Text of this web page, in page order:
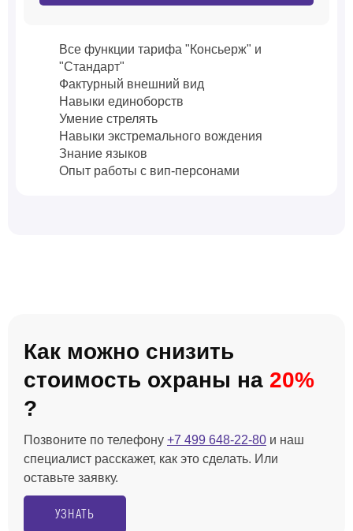
Все функции тарифа "Консьерж" и
"Стандарт"
Фактурный внешний вид
Навыки единоборств
Умение стрелять
Навыки экстремального вождения
Знание языков
Опыт работы с вип-персонами
Как можно снизить
стоимость охраны на 20%
?
Позвоните по телефону +7 499 648-22-80 и наш
специалист расскажет, как это сделать. Или
оставьте заявку.
УЗНАТЬ